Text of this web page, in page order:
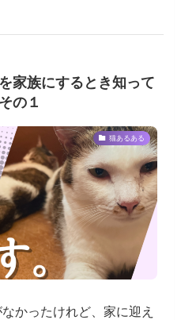
家族にするとき知って
の１
猫あるある
かったけれど、家に迎え